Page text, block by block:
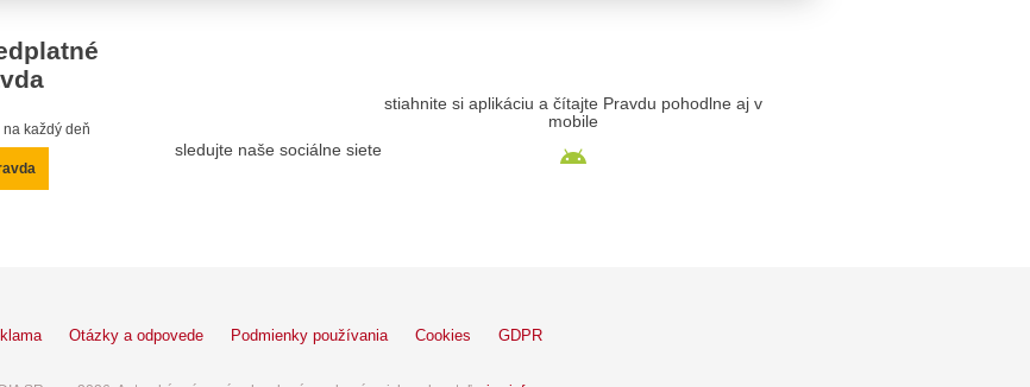
každý deň
sledujte naše sociálne siete
stiahnite si aplikáciu a čítajte Pravdu pohodlne aj v
mobile
Otázky a odpovede Podmienky používania Cookies GDPR